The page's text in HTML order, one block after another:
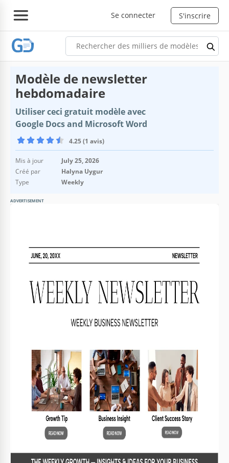
Se connecter S'inscrire
Modèle de newsletter
hebdomadaire
Utiliser ceci gratuit modèle avec
Google Docs and Microsoft Word
4.25 (1 avis)
Mis à jour
July 25, 2026
Créé par
Halyna Uygur
Type
Weekly
ADVERTISEMENT